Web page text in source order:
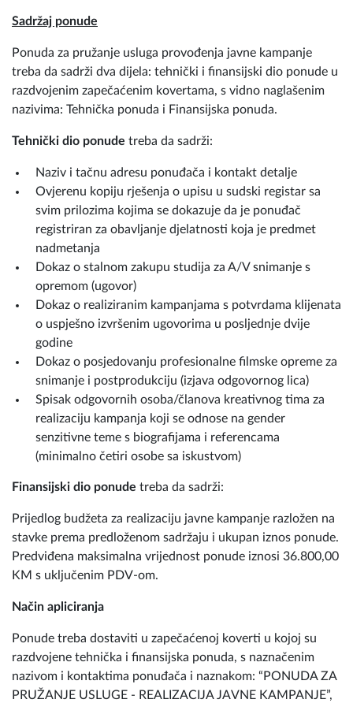
Sadržaj ponude
Ponuda za pružanje usluga provođenja javne kampanje
treba da sadrži dva dijela: tehnički i finansijski dio ponude u
razdvojenim zapečaćenim kovertama, s vidno naglašenim
nazivima: Tehnička ponuda i Finansijska ponuda.
Tehnički dio ponude treba da sadrži:
Naziv i tačnu adresu ponuđača i kontakt detalje
Ovjerenu kopiju rješenja o upisu u sudski registar sa
svim prilozima kojima se dokazuje da je ponuđač
registriran za obavljanje djelatnosti koja je predmet
nadmetanja
Dokaz o stalnom zakupu studija za A/V snimanje s
opremom (ugovor)
Dokaz o realiziranim kampanjama s potvrdama klijenata
o uspješno izvršenim ugovorima u posljednje dvije
godine
Dokaz o posjedovanju profesionalne filmske opreme za
snimanje i postprodukciju (izjava odgovornog lica)
Spisak odgovornih osoba/članova kreativnog tima za
realizaciju kampanja koji se odnose na gender
senzitivne teme s biografijama i referencama
(minimalno četiri osobe sa iskustvom)
Finansijski dio ponude treba da sadrži:
Prijedlog budžeta za realizaciju javne kampanje razložen na
stavke prema predloženom sadržaju i ukupan iznos ponude.
Predviđena maksimalna vrijednost ponude iznosi 36.800,00
KM s uključenim PDV-om.
Način apliciranja
Ponude treba dostaviti u zapečaćenoj koverti u kojoj su
razdvojene tehnička i finansijska ponuda, s naznačenim
nazivom i kontaktima ponuđača i naznakom: “PONUDA ZA
PRUŽANJE USLUGE - REALIZACIJA JAVNE KAMPANJE”,